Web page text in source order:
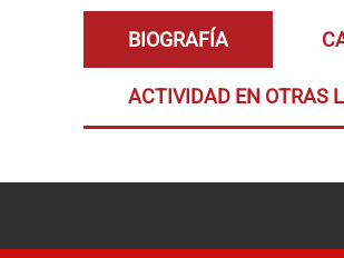
BIOGRAFÍA
ACTIVIDAD EN OTRAS